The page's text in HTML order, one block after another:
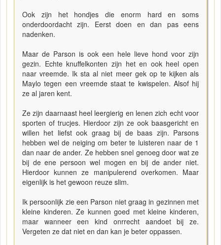
Ook zijn het hondjes die enorm hard en soms
onderdoordacht zijn. Eerst doen en dan pas eens
nadenken.
Maar de Parson is ook een hele lieve hond voor zijn
gezin. Echte knuffelkonten zijn het en ook heel open
naar vreemde. Ik sta al niet meer gek op te kijken als
Maylo tegen een vreemde staat te kwispelen. Alsof hij
ze al jaren kent.
Ze zijn daarnaast heel leergierig en lenen zich echt voor
sporten of trucjes. Hierdoor zijn ze ook baasgericht en
willen het liefst ook graag bij de baas zijn. Parsons
hebben wel de neiging om beter te luisteren naar de 1
dan naar de ander. Ze hebben snel genoeg door wat ze
bij de ene persoon wel mogen en bij de ander niet.
Hierdoor kunnen ze manipulerend overkomen. Maar
eigenlijk is het gewoon reuze slim.
Ik persoonlijk zie een Parson niet graag in gezinnen met
kleine kinderen. Ze kunnen goed met kleine kinderen,
maar wanneer een kind onrrecht aandoet bij ze.
Vergeten ze dat niet en dan kan je beter oppassen.